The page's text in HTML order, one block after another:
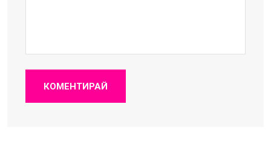
КОМЕНТИРАЙ